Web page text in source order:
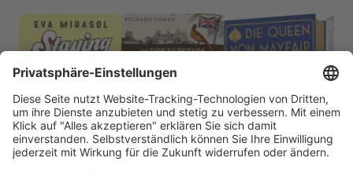
Der
Donnerstagsmordclub
und der unlösbare
Code